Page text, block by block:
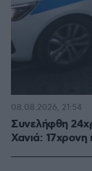
Συνελήφθη
Χανιά: 17χρονη
08.08.2026, 21:54